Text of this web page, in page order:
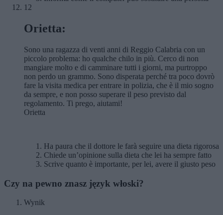
12
Orietta:
Sono una ragazza di venti anni di Reggio Calabria con un
piccolo problema: ho qualche chilo in più. Cerco di non
mangiare molto e di camminare tutti i giorni, ma purtroppo
non perdo un grammo. Sono disperata perché tra poco dovrò
fare la visita medica per entrare in polizia, che è il mio sogno
da sempre, e non posso superare il peso previsto dal
regolamento. Ti prego, aiutami!
Orietta
Ha paura che il dottore le farà seguire una dieta rigorosa
Chiede un’opinione sulla dieta che lei ha sempre fatto
Scrive quanto è importante, per lei, avere il giusto peso
Czy na pewno znasz język włoski?
Wynik